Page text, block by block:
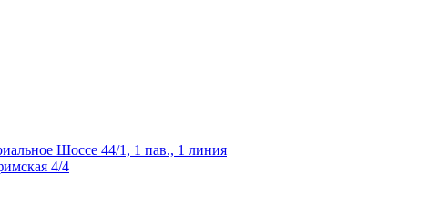
Шоссе 44/1, 1 пав., 1 линия
4/4